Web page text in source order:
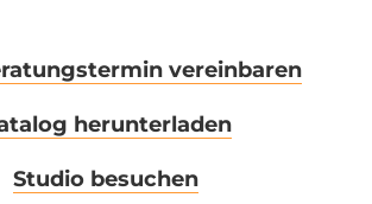
vereinbaren
herunterladen
Studio besuchen